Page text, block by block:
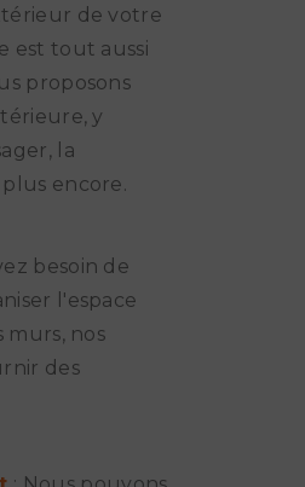
de votre
est tout aussi
proposons
y
la
encore.
besoin de
l'espace
murs, nos
des